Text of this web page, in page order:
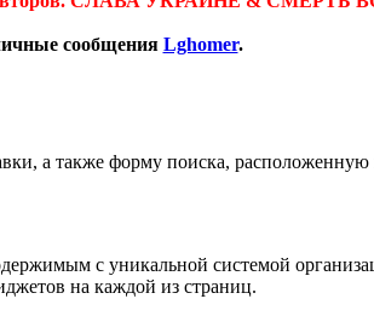
сообщения Lghomer.
а также форму поиска,
с уникальной системой
на каждой из страниц.